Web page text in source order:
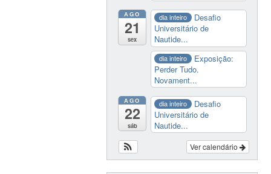
AGO
21
sex
dia inteiro
Desafio
Universitário de
Nautide...
dia inteiro
Exposição:
Perder Tudo.
Novament...
AGO
22
sáb
dia inteiro
Desafio
Universitário de
Nautide...
Ver calendário